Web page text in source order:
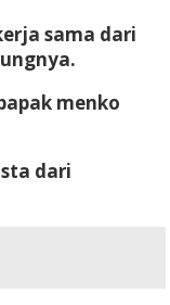
sama dari
menko
dari